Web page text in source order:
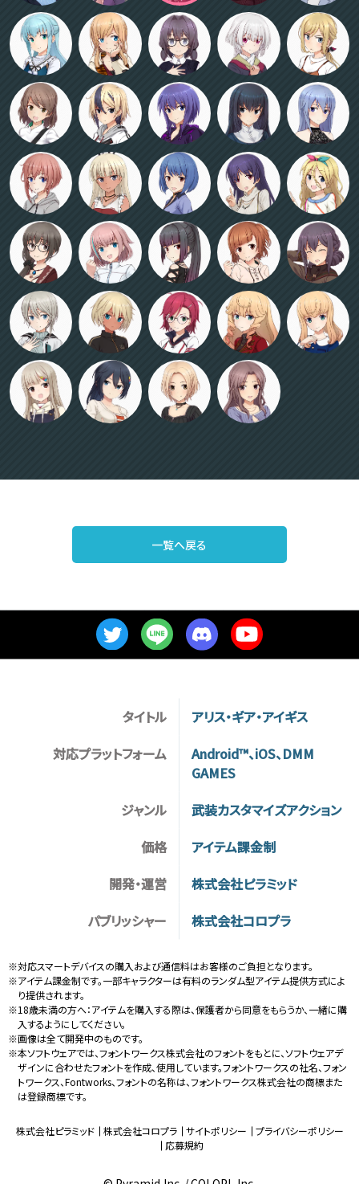
一覧へ戻る
タイトル
アリス・ギア・アイギス
対応プラットフォーム
Android™、iOS、DMM
GAMES
ジャンル
武装カスタマイズアクション
価格
アイテム課金制
開発・運営
株式会社ピラミッド
パブリッシャー
株式会社コロプラ
※対応スマートデバイスの購入および通信料はお客様のご負担となります。
※アイテム課金制です。一部キャラクターは有料のランダム型アイテム提供方式によ
り提供されます。
※18歳未満の方へ：アイテムを購入する際は、保護者から同意をもらうか、一緒に購
入するようにしてください。
※画像は全て開発中のものです。
※本ソフトウェアでは、フォントワークス株式会社のフォントをもとに、ソフトウェアデ
ザインに合わせたフォントを作成、使用しています。フォントワークスの社名、フォン
トワークス、Fontworks、フォントの名称は、フォントワークス株式会社の商標また
は登録商標です。
株式会社ピラミッド 株式会社コロプラ サイトポリシー
プライバシーポリシー
応募規約